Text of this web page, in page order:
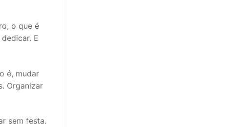
o que é
E
é, mudar
Organizar
sem festa.